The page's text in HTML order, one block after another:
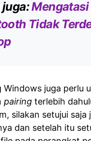
juga:Mengatasi
Tidak
Windows juga perlu
pairing terlebih
silakan setujui saja
dan setelah itu